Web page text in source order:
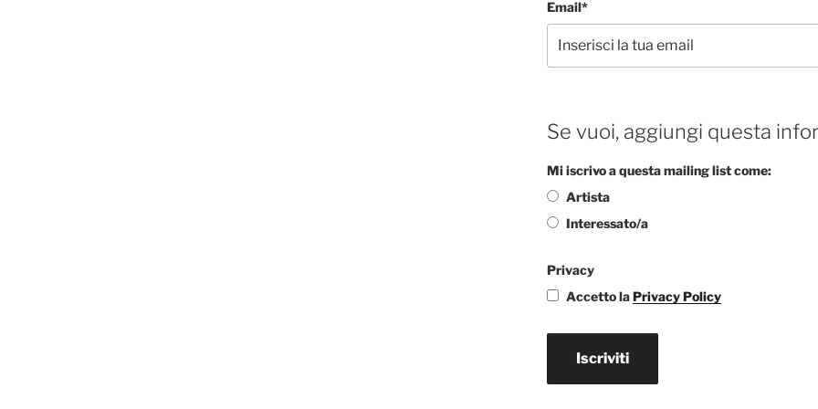
Email*
Se vuoi, aggiungi questa
Mi iscrivo a questa mailing list come:
Artista
Interessato/a
Privacy
Accetto laPrivacy Policy
Iscriviti